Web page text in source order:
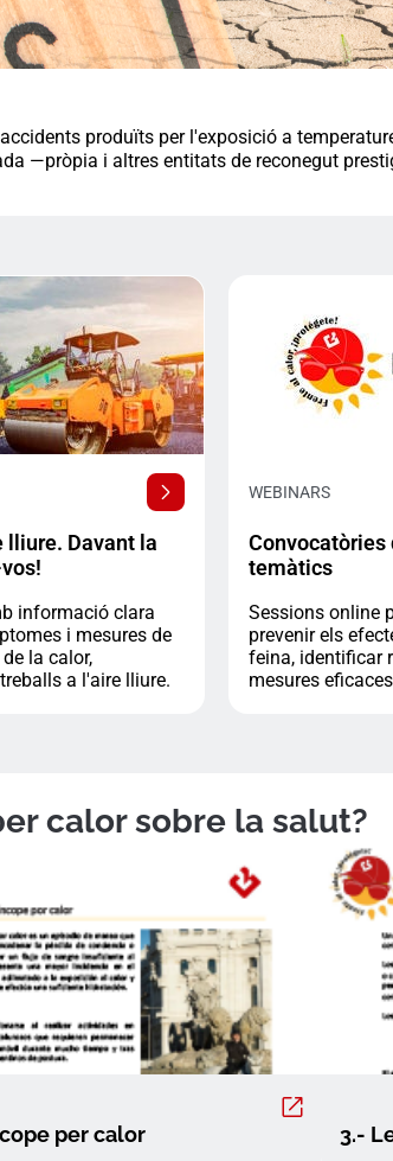
produïts per l'exposició a
—pròpia i altres entitats de reconegut
lliure. Davant la
informació clara
i mesures de
la calor,
a l'aire lliure.
WEBINARS
Convocatòries
temàtics
Sessions online
prevenir els
feina, identificar
mesures
calor sobre la salut?
per calor 3.-